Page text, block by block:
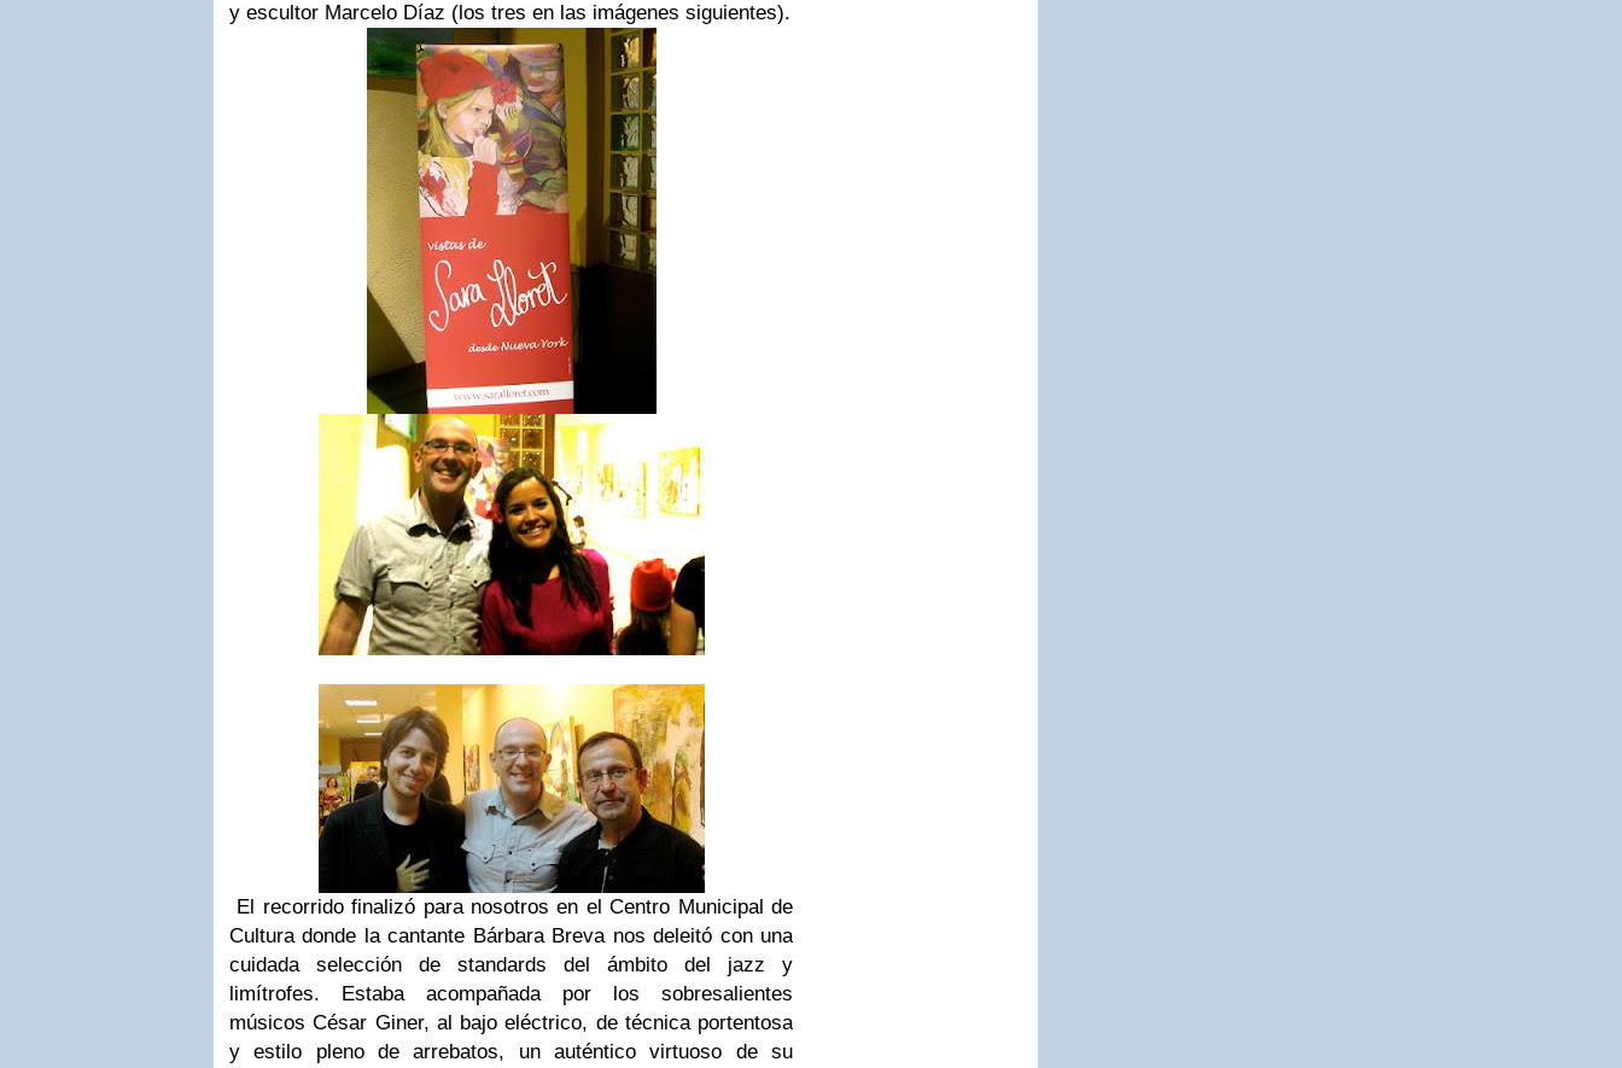
y escultor Marcelo Díaz (los tres en las imágenes siguientes).
El recorrido finalizó para nosotros en el Centro Municipal de
Cultura donde la cantante Bárbara Breva nos deleitó con una
cuidada selección de standards del ámbito del jazz y
limítrofes. Estaba acompañada por los sobresalientes
músicos César Giner, al bajo eléctrico, de técnica portentosa
y estilo pleno de arrebatos, un auténtico virtuoso de su